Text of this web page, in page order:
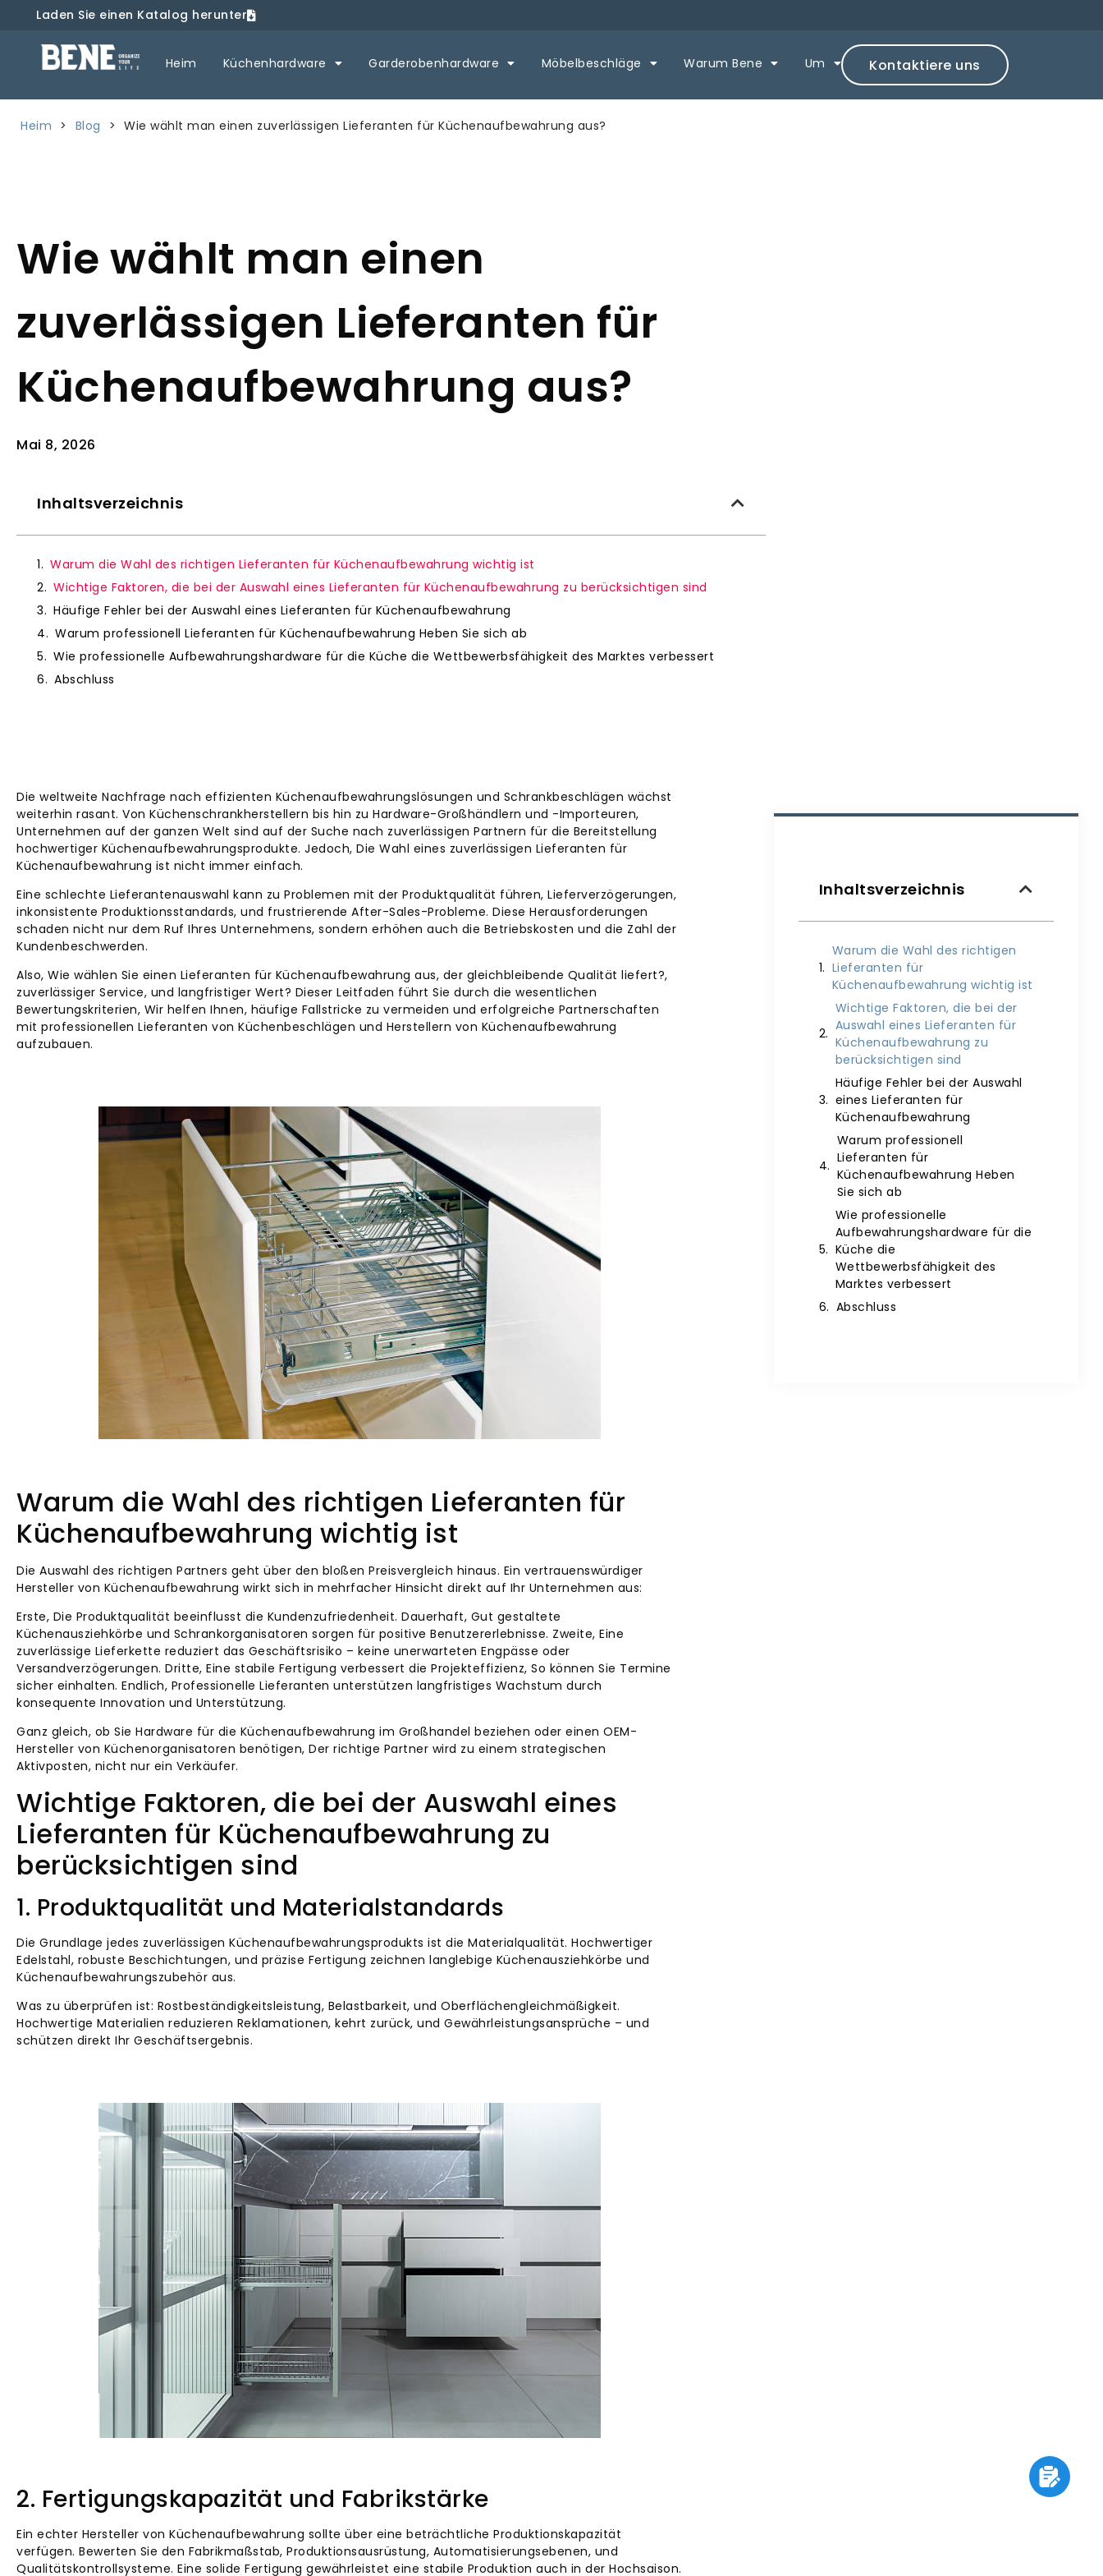
Laden Sie einen Katalog herunter
Heim Küchenhardware Garderobenhardware Möbelbeschläge Warum Bene Um Kontaktiere uns
Heim > Blog > Wie wählt man einen zuverlässigen Lieferanten für Küchenaufbewahrung aus?
Wie wählt man einen
zuverlässigen Lieferanten für
Küchenaufbewahrung aus?
Mai 8, 2026
Inhaltsverzeichnis
Warum die Wahl des richtigen Lieferanten für Küchenaufbewahrung wichtig ist
Wichtige Faktoren, die bei der Auswahl eines Lieferanten für Küchenaufbewahrung zu berücksichtigen sind
Häufige Fehler bei der Auswahl eines Lieferanten für Küchenaufbewahrung
Warum professionell Lieferanten für Küchenaufbewahrung Heben Sie sich ab
Wie professionelle Aufbewahrungshardware für die Küche die Wettbewerbsfähigkeit des Marktes verbessert
Abschluss
Die weltweite Nachfrage nach effizienten Küchenaufbewahrungslösungen und Schrankbeschlägen wächst
weiterhin rasant. Von Küchenschrankherstellern bis hin zu Hardware-Großhändlern und -Importeuren,
Unternehmen auf der ganzen Welt sind auf der Suche nach zuverlässigen Partnern für die Bereitstellung
hochwertiger Küchenaufbewahrungsprodukte. Jedoch, Die Wahl eines zuverlässigen Lieferanten für
Küchenaufbewahrung ist nicht immer einfach.
Eine schlechte Lieferantenauswahl kann zu Problemen mit der Produktqualität führen, Lieferverzögerungen,
inkonsistente Produktionsstandards, und frustrierende After-Sales-Probleme. Diese Herausforderungen
schaden nicht nur dem Ruf Ihres Unternehmens, sondern erhöhen auch die Betriebskosten und die Zahl der
Kundenbeschwerden.
Also, Wie wählen Sie einen Lieferanten für Küchenaufbewahrung aus, der gleichbleibende Qualität liefert?,
zuverlässiger Service, und langfristiger Wert? Dieser Leitfaden führt Sie durch die wesentlichen
Bewertungskriterien, Wir helfen Ihnen, häufige Fallstricke zu vermeiden und erfolgreiche Partnerschaften
mit professionellen Lieferanten von Küchenbeschlägen und Herstellern von Küchenaufbewahrung
aufzubauen.
Warum die Wahl des richtigen Lieferanten für
Küchenaufbewahrung wichtig ist
Die Auswahl des richtigen Partners geht über den bloßen Preisvergleich hinaus. Ein vertrauenswürdiger
Hersteller von Küchenaufbewahrung wirkt sich in mehrfacher Hinsicht direkt auf Ihr Unternehmen aus:
Erste, Die Produktqualität beeinflusst die Kundenzufriedenheit. Dauerhaft, Gut gestaltete
Küchenausziehkörbe und Schrankorganisatoren sorgen für positive Benutzererlebnisse. Zweite, Eine
zuverlässige Lieferkette reduziert das Geschäftsrisiko – keine unerwarteten Engpässe oder
Versandverzögerungen. Dritte, Eine stabile Fertigung verbessert die Projekteffizienz, So können Sie Termine
sicher einhalten. Endlich, Professionelle Lieferanten unterstützen langfristiges Wachstum durch
konsequente Innovation und Unterstützung.
Ganz gleich, ob Sie Hardware für die Küchenaufbewahrung im Großhandel beziehen oder einen OEM-
Hersteller von Küchenorganisatoren benötigen, Der richtige Partner wird zu einem strategischen
Aktivposten, nicht nur ein Verkäufer.
Wichtige Faktoren, die bei der Auswahl eines
Lieferanten für Küchenaufbewahrung zu
berücksichtigen sind
1. Produktqualität und Materialstandards
Die Grundlage jedes zuverlässigen Küchenaufbewahrungsprodukts ist die Materialqualität. Hochwertiger
Edelstahl, robuste Beschichtungen, und präzise Fertigung zeichnen langlebige Küchenausziehkörbe und
Küchenaufbewahrungszubehör aus.
Was zu überprüfen ist: Rostbeständigkeitsleistung, Belastbarkeit, und Oberflächengleichmäßigkeit.
Hochwertige Materialien reduzieren Reklamationen, kehrt zurück, und Gewährleistungsansprüche – und
schützen direkt Ihr Geschäftsergebnis.
2. Fertigungskapazität und Fabrikstärke
Ein echter Hersteller von Küchenaufbewahrung sollte über eine beträchtliche Produktionskapazität
verfügen. Bewerten Sie den Fabrikmaßstab, Produktionsausrüstung, Automatisierungsebenen, und
Qualitätskontrollsysteme. Eine solide Fertigung gewährleistet eine stabile Produktion auch in der Hochsaison.
Inhaltsverzeichnis
Warum die Wahl des richtigen
Lieferanten für
Küchenaufbewahrung wichtig ist
Wichtige Faktoren, die bei der
Auswahl eines Lieferanten für
Küchenaufbewahrung zu
berücksichtigen sind
Häufige Fehler bei der Auswahl
eines Lieferanten für
Küchenaufbewahrung
Warum professionell
Lieferanten für
Küchenaufbewahrung Heben
Sie sich ab
Wie professionelle
Aufbewahrungshardware für die
Küche die
Wettbewerbsfähigkeit des
Marktes verbessert
Abschluss